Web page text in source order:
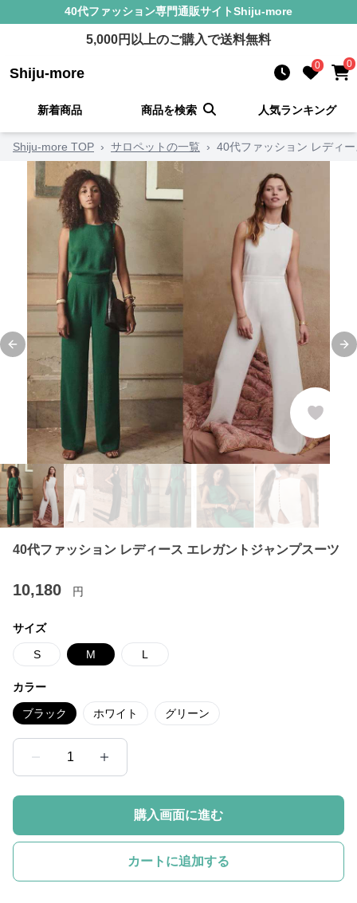
40代ファッション専門通販サイトShiju-more
5,000円以上のご購入で送料無料
Shiju-more 0 0
新着商品 商品を検索 人気ランキング
Shiju-more TOP › サロペットの一覧 › 40代ファッション レディ
Previous slide
40代ファッション レディース エレガントジャンプスーツ
10,180 円
サイズ
S M L
カラー
ブラック ホワイト グリーン
1
購入画面に進む
カートに追加する